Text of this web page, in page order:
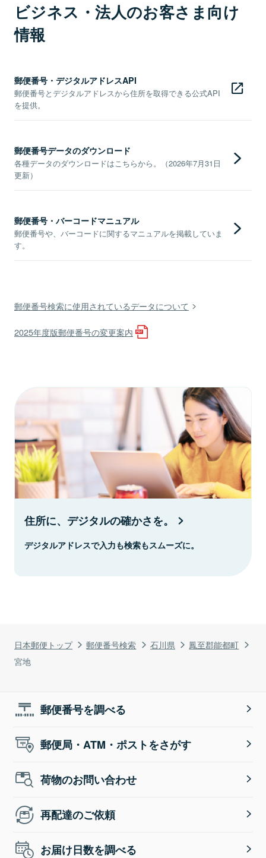
日本郵便トップ 郵便番号検索 石川県
鳳至郡能都町
宮地
ビジネス・法人のお客さま向け
情報
郵便番号・デジタルアドレスAPI
郵便番号とデジタルアドレスから住所を取得できる公式API
を提供。
郵便番号データのダウンロード
各種データのダウンロードはこちらから。（2026年7月31日
更新）
郵便番号・バーコードマニュアル
郵便番号や、バーコードに関するマニュアルを掲載していま
す。
郵便番号検索に使用されているデータについて
2025年度版郵便番号の変更案内
住所に、デジタルの確かさを。
デジタルアドレスで入力も検索もスムーズに。
郵便番号を調べる
郵便局・ATM・ポストをさがす
荷物のお問い合わせ
再配達のご依頼
お届け日数を調べる